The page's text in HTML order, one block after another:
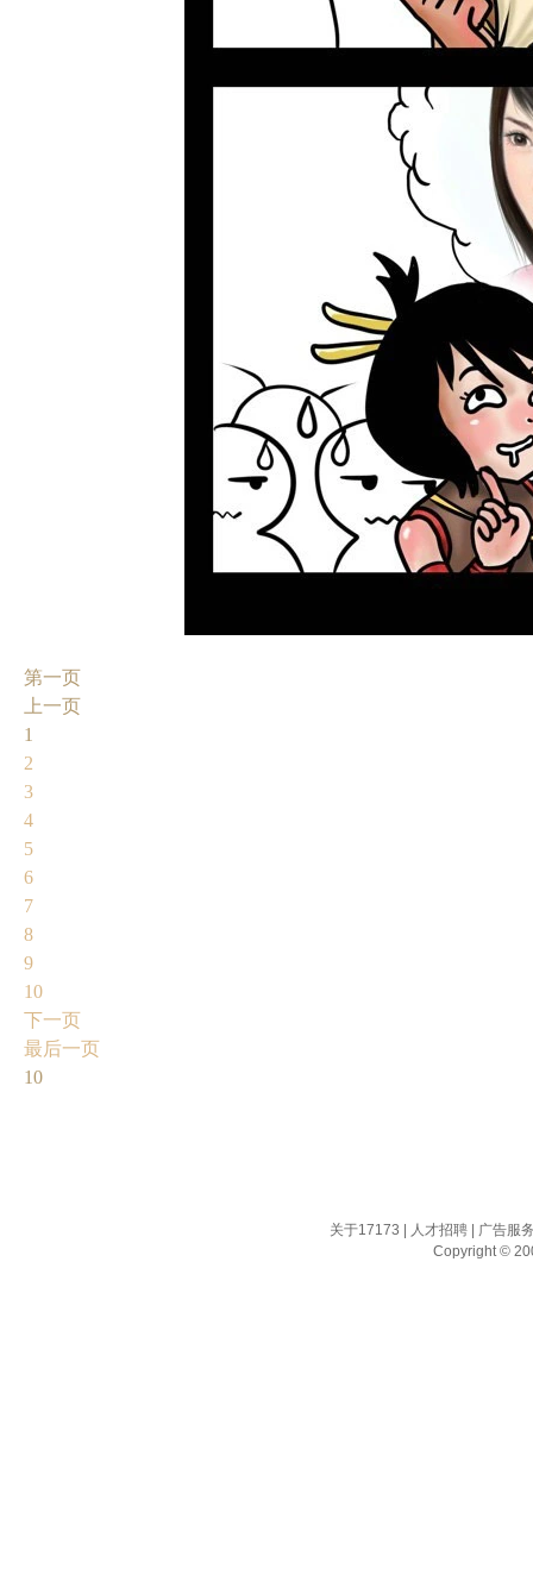
第一页
上一页
1
2
3
4
5
6
7
8
9
10
下一页
最后一页
10
关于17173 人才招聘
广告服
Copyright ©